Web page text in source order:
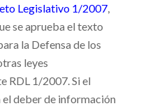
Legislativo 1/2007,
se aprueba el texto
la Defensa de los
leyes
RDL 1/2007. Si el
el deber de información